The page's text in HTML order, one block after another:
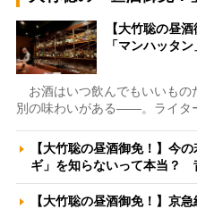
【大竹聡の昼
「マンハッタ
お酒はいつ飲んでもいいもの
別の味わいがある――。ライタ
【大竹聡の昼酒御免！】今
ギ」を知らないって本当？
【大竹聡の昼酒御免！】京